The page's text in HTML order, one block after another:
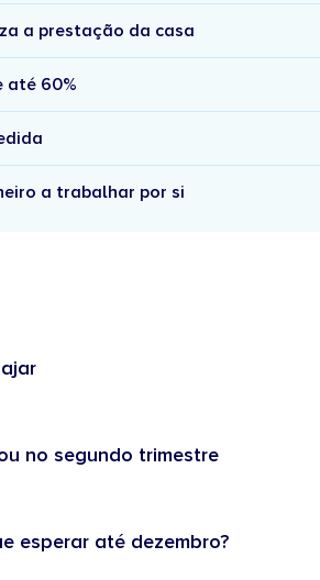
a prestação da casa
até 60%
a trabalhar por si
no segundo trimestre
esperar até dezembro?